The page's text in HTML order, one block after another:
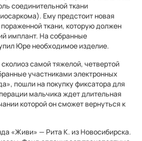
соединительной ткани
Ему предстоит новая
ткани, которую должен
имплант. На собранные
Юре необходимое изделие.
самой тяжелой, четвертой
участниками электронных
пошли на покупку фиксатора для
мальчика ждет длительная
которой он сможет вернуться к
«Живи» — Рита К. из Новосибирска.